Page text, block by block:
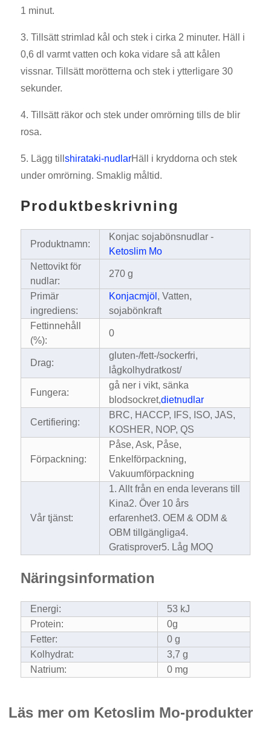
1 minut.
3. Tillsätt strimlad kål och stek i cirka 2 minuter. Häll i
0,6 dl varmt vatten och koka vidare så att kålen
vissnar. Tillsätt morötterna och stek i ytterligare 30
sekunder.
4. Tillsätt räkor och stek under omrörning tills de blir
rosa.
5. Lägg till shirataki-nudlarHäll i kryddorna och stek
under omrörning. Smaklig måltid.
Produktbeskrivning
Produktnamn:
Konjac sojabönsnudlar -
Ketoslim Mo
Nettovikt för
nudlar:
270 g
Primär
ingrediens:
Konjacmjöl , Vatten,
sojabönkraft
Fettinnehåll
(%):
0
Drag:
gluten-/fett-/sockerfri,
lågkolhydratkost/
Fungera:
gå ner i vikt, sänka
blodsockret,dietnudlar
Certifiering:
BRC, HACCP, IFS, ISO, JAS,
KOSHER, NOP, QS
Förpackning:
Påse, Ask, Påse,
Enkelförpackning,
Vakuumförpackning
Vår tjänst:
1. Allt från en enda leverans till
Kina2. Över 10 års
erfarenhet3. OEM & ODM &
OBM tillgängliga4.
Gratisprover5. Låg MOQ
Näringsinformation
Energi:
53 kJ
Protein:
0g
Fetter:
0 g
Kolhydrat:
3,7 g
Natrium:
0 mg
Läs mer om Ketoslim Mo-produkter